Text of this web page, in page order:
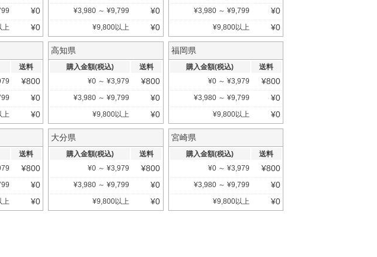
¥0
上 ¥0
¥3,980 ～ ¥9,799 ¥0
¥9,800以上 ¥0
¥3,980 ～ ¥9,799 ¥0
¥9,800以上 ¥0
送料
¥800
¥0
上 ¥0
高知県
購入金額(税込)
送料
¥0 ～ ¥3,979 ¥800
¥3,980 ～ ¥9,799 ¥0
¥9,800以上 ¥0
福岡県
購入金額(税込)
送料
¥0 ～ ¥3,979 ¥800
¥3,980 ～ ¥9,799 ¥0
¥9,800以上 ¥0
送料
¥800
¥0
上 ¥0
大分県
購入金額(税込)
送料
¥0 ～ ¥3,979 ¥800
¥3,980 ～ ¥9,799 ¥0
¥9,800以上 ¥0
宮崎県
購入金額(税込)
送料
¥0 ～ ¥3,979 ¥800
¥3,980 ～ ¥9,799 ¥0
¥9,800以上 ¥0